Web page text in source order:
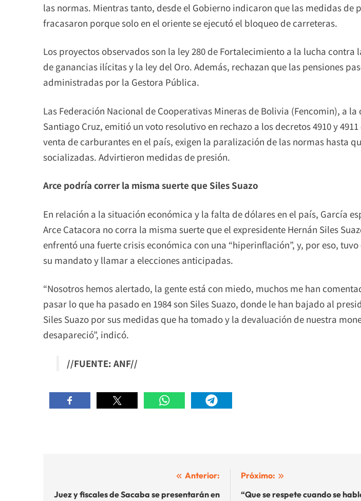
las normas. Mientras tanto, desde el Gobierno indicaron que las medidas de
fracasaron porque solo en el oriente se ejecutó el bloqueo de carreteras.
Los proyectos observados son la ley 280 de Fortalecimiento a la lucha contra
de ganancias ilícitas y la ley del Oro. Además, rechazan que las pensiones
administradas por la Gestora Pública.
Las Federación Nacional de Cooperativas Mineras de Bolivia (Fencomin), a la
Santiago Cruz, emitió un voto resolutivo en rechazo a los decretos 4910 y
venta de carburantes en el país, exigen la paralización de las normas hasta
socializadas. Advirtieron medidas de presión.
Arce podría correr la misma suerte que Siles Suazo
En relación a la situación económica y la falta de dólares en el país, García
Arce Catacora no corra la misma suerte que el expresidente Hernán Siles
enfrentó una fuerte crisis económica con una “hiperinflación”, y, por eso,
su mandato y llamar a elecciones anticipadas.
“Nosotros hemos alertado, la gente está con miedo, muchos me han
pasar lo que ha pasado en 1984 son Siles Suazo, donde le han bajado al
Siles Suazo por sus medidas que ha tomado y la devaluación de nuestra
desapareció”, indicó.
//FUENTE: ANF//
de
Anterior:
Juez y fiscales de Sacaba se presentarán en
Próximo:
“Que se respete cuando se